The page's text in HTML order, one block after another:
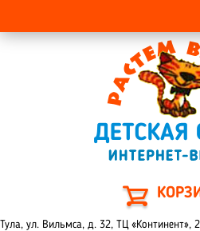
Тула, ул. Вильмса, д. 32, ТЦ «Континент»,